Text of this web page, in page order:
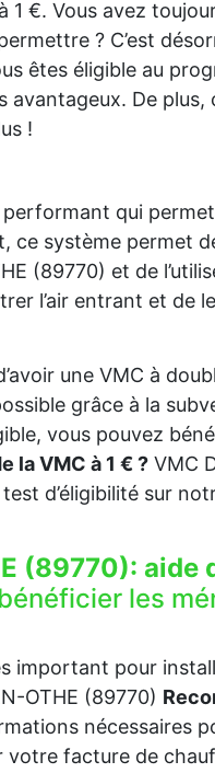
€. Vous avez
? C’est
êtes éligible au
avantageux. De
!
qui
ce système permet
(89770) et de
l’air entrant et de
une VMC à
grâce à la
vous pouvez
la VMC à 1 € ? VMC
d’éligibilité sur
(89770): aide
les
important pour
OTHE (89770)
nécessaires
votre facture de